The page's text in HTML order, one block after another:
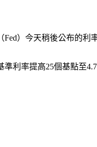
）今天稍後公布的利
利率提高25個基點至